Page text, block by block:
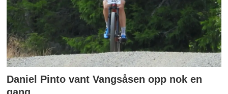
Daniel Pinto vant Vangsåsen opp nok en